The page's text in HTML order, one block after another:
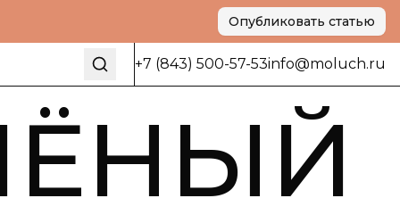
Опубликовать статью
+7 (843) 500-57-53info@moluch.ru